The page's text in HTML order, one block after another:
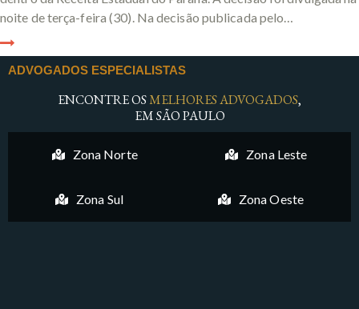
noite de terça-feira (30). Na decisão publicada pelo…
ADVOGADOS ESPECIALISTAS
ENCONTRE OSMELHORES ADVOGADOS,
EM SÃO PAULO
Zona Norte Zona Leste
Zona Sul Zona Oeste